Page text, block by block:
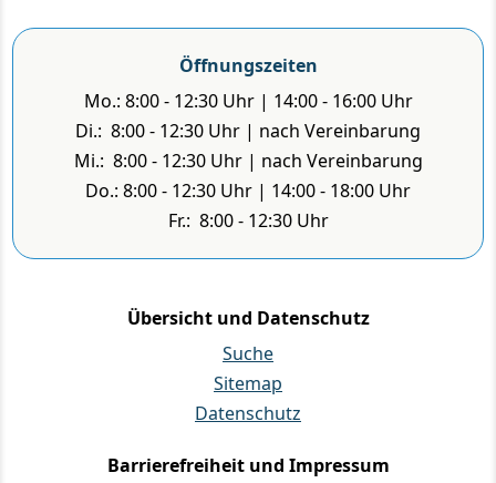
Öffnungszeiten
Mo.: 8:00 - 12:30 Uhr | 14:00 - 16:00 Uhr
Di.: 8:00 - 12:30 Uhr | nach Vereinbarung
Mi.: 8:00 - 12:30 Uhr | nach Vereinbarung
Do.: 8:00 - 12:30 Uhr | 14:00 - 18:00 Uhr
Fr.: 8:00 - 12:30 Uhr
Übersicht und Datenschutz
Suche
Sitemap
Datenschutz
Barrierefreiheit und Impressum